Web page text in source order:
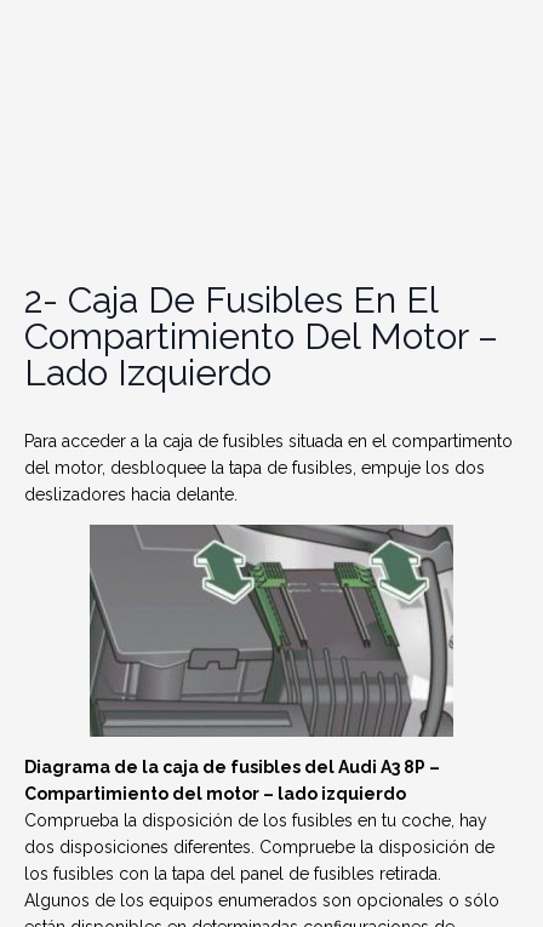
2- Caja De Fusibles En El
Compartimiento Del Motor –
Lado Izquierdo
Para acceder a la caja de fusibles situada en el compartimento
del motor, desbloquee la tapa de fusibles, empuje los dos
deslizadores hacia delante.
Diagrama de la caja de fusibles del Audi A3 8P –
Compartimiento del motor – lado izquierdo
Comprueba la disposición de los fusibles en tu coche, hay
dos disposiciones diferentes. Compruebe la disposición de
los fusibles con la tapa del panel de fusibles retirada.
Algunos de los equipos enumerados son opcionales o sólo